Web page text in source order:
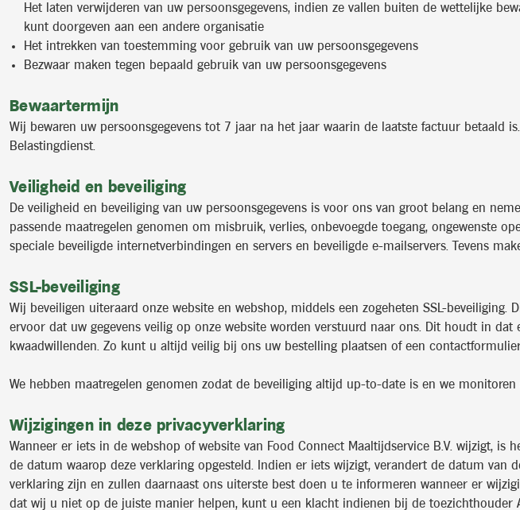
Het laten verwijderen van uw persoonsgegevens, indien ze vallen buiten de wettelijke
kunt doorgeven aan een andere organisatie
Het intrekken van toestemming voor gebruik van uw persoonsgegevens
Bezwaar maken tegen bepaald gebruik van uw persoonsgegevens
Bewaartermijn
Wij bewaren uw persoonsgegevens tot 7 jaar na het jaar waarin de laatste factuur
Belastingdienst.
Veiligheid en beveiliging
De veiligheid en beveiliging van uw persoonsgegevens is voor ons van groot belang en
passende maatregelen genomen om misbruik, verlies, onbevoegde toegang, ongewenste
speciale beveiligde internetverbindingen en servers en beveiligde e-mailservers. Tevens
SSL-beveiliging
Wij beveiligen uiteraard onze website en webshop, middels een zogeheten SSL-
ervoor dat uw gegevens veilig op onze website worden verstuurd naar ons. Dit houdt in
kwaadwillenden. Zo kunt u altijd veilig bij ons uw bestelling plaatsen of een
We hebben maatregelen genomen zodat de beveiliging altijd up-to-date is en we
Wijzigingen in deze privacyverklaring
Wanneer er iets in de webshop of website van Food Connect Maaltijdservice B.V. wijzigt,
de datum waarop deze verklaring opgesteld. Indien er iets wijzigt, verandert de datum
verklaring zijn en zullen daarnaast ons uiterste best doen u te informeren wanneer er
dat wij u niet op de juiste manier helpen, kunt u een klacht indienen bij de toezichthouder